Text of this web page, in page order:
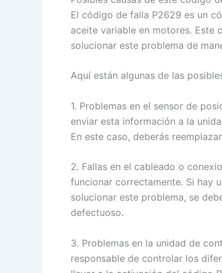
El código de falla P2629 es un
aceite variable en motores. Este
solucionar este problema de
Aquí están algunas de las
1. Problemas en el sensor de
enviar esta información a la
En este caso, deberás
2. Fallas en el cableado o
funcionar correctamente. Si hay
solucionar este problema, se
defectuoso.
3. Problemas en la unidad de
responsable de controlar los